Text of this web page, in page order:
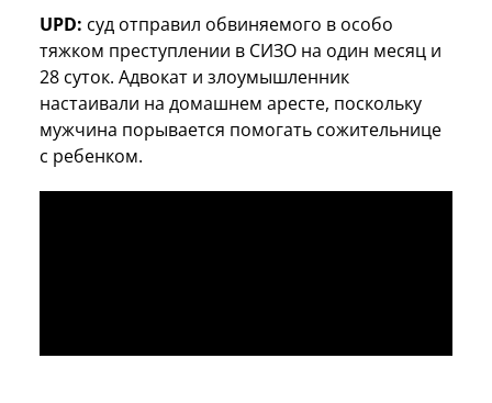
UPD: суд отправил обвиняемого в особо
тяжком преступлении в СИЗО на один месяц и
28 суток. Адвокат и злоумышленник
настаивали на домашнем аресте, поскольку
мужчина порывается помогать сожительнице
с ребенком.